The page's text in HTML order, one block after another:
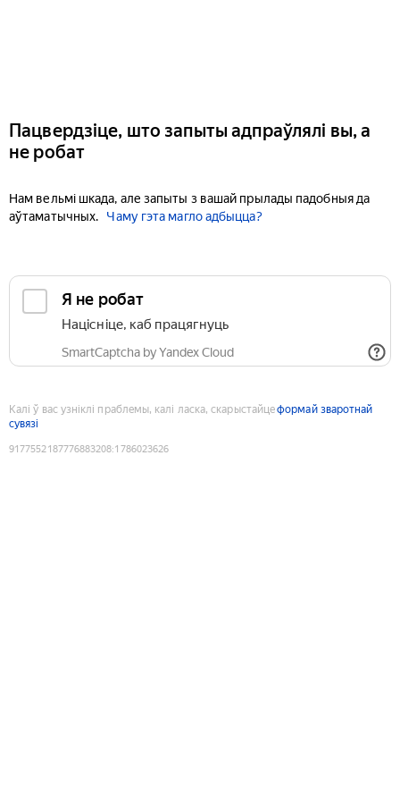
Пацвердзіце, што запыты адпраўлялі вы, а
не робат
Нам вельмі шкада, але запыты з вашай прылады падобныя да
аўтаматычных.
Чаму гэта магло адбыцца?
Я не робат
Націсніце, каб працягнуць
SmartCaptcha by Yandex Cloud
Калі ў вас узніклі праблемы, калі ласка, скарыстайцеформай зваротнай
сувязі
9177552187776883208:1786023626